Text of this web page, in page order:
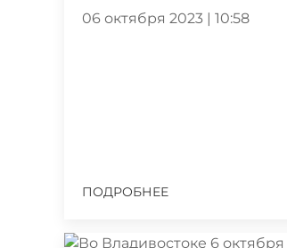
06 октября 2023 | 10:58
ПОДРОБНЕЕ